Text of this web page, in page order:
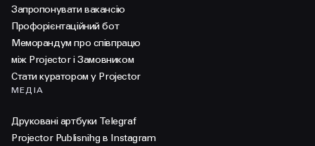
Запропонувати вакансію
Профорієнтаційний бот
Меморандум про співпрацю
між Projector і Замовником
Стати куратором у Projector
МЕДІА
Друковані артбуки Telegraf
Projector Publisnihg в Instagram